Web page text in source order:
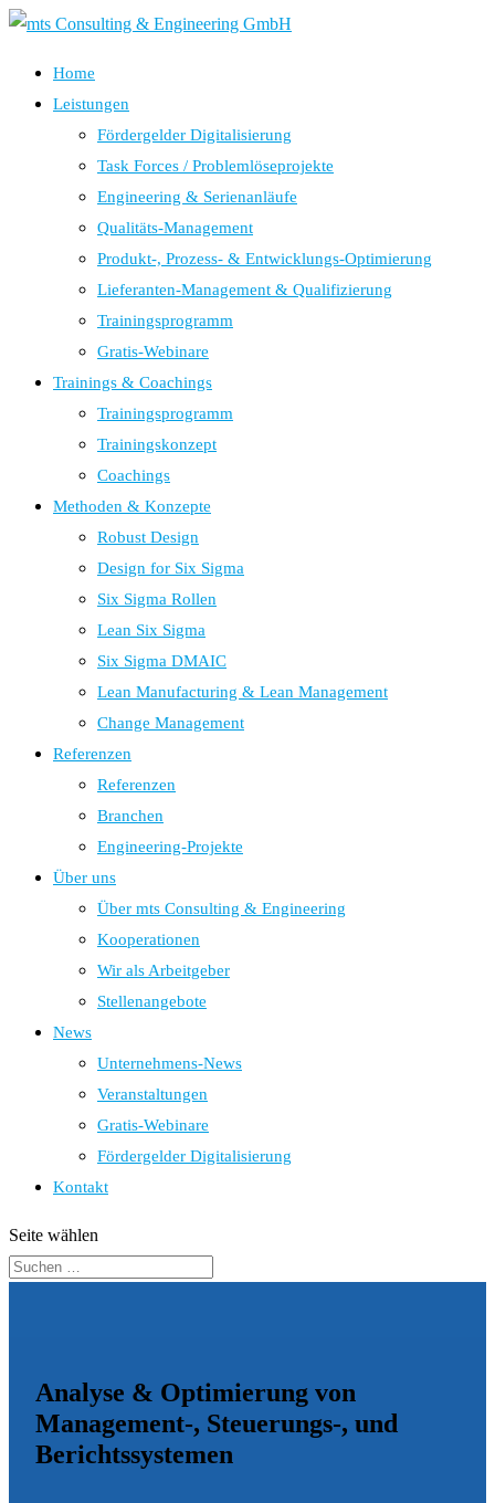
Home
Leistungen
Fördergelder Digitalisierung
Task Forces / Problemlöseprojekte
Engineering & Serienanläufe
Qualitäts-Management
Produkt-, Prozess- & Entwicklungs-Optimierung
Lieferanten-Management & Qualifizierung
Trainingsprogramm
Gratis-Webinare
Trainings & Coachings
Trainingsprogramm
Trainingskonzept
Coachings
Methoden & Konzepte
Robust Design
Design for Six Sigma
Six Sigma Rollen
Lean Six Sigma
Six Sigma DMAIC
Lean Manufacturing & Lean Management
Change Management
Referenzen
Referenzen
Branchen
Engineering-Projekte
Über uns
Über mts Consulting & Engineering
Kooperationen
Wir als Arbeitgeber
Stellenangebote
News
Unternehmens-News
Veranstaltungen
Gratis-Webinare
Fördergelder Digitalisierung
Kontakt
Seite wählen
Analyse & Optimierung von
Management-, Steuerungs-, und
Berichtssystemen